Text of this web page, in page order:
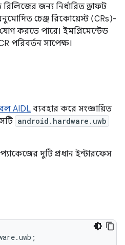
রিলিজের জন্য নির্ধারিত ড্রাফট
চেঞ্জ রিকোয়েস্ট (CRs)-
করতে পারে। ইমপ্লিমেন্টেড
পরিবর্তন সাপেক্ষ।
AIDL ব্যবহার করে সংজ্ঞায়িত
android.hardware.uwb
প্যাকেজের দুটি প্রধান ইন্টারফেস
.uwb ;